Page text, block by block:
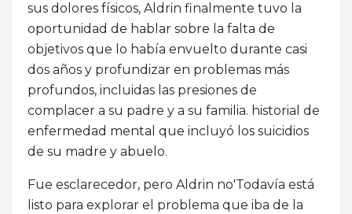
sus dolores físicos, Aldrin finalmente tuvo la
oportunidad de hablar sobre la falta de
objetivos que lo había envuelto durante casi
dos años y profundizar en problemas más
profundos, incluidas las presiones de
complacer a su padre y a su familia. historial de
enfermedad mental que incluyó los suicidios
de su madre y abuelo.
Fue esclarecedor, pero Aldrin no'Todavía está
listo para explorar el problema que iba de la